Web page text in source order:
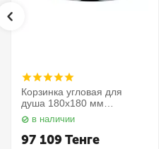
Корзинка угловая для
душа 180х180 мм
Elegance 11657010000
Keuco
в наличии
97 109Тенге